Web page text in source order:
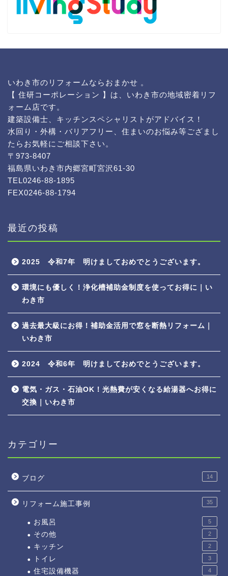
いわき市のリフォームならおまかせ 。
【 住研コーポレーション 】は、いわき市の地域密着リフ
ォーム店です。
建築設備士、キッチンスペシャリストがアドバイス！
水回り・外構・バリアフリー、住まいのお悩み等ござまし
たらお気軽にご相談下さい。
〒973-8407
福島県いわき市内郷宮町宮沢61-30
TEL0246-88-1895
FEX0246-88-1794
最近の投稿
2025 令和7年 明けましておめでとうございます。
環境にも優しく！浄化槽補助金制度を使ってお得に｜い
わき市
過去最大級にお得！補助金活用で窓を断熱リフォーム｜
いわき市
2024 令和6年 明けましておめでとうございます。
電気・ガス・石油OK！光熱費が安くなる給湯器へお得に
交換｜いわき市
カテゴリー
ブログ 14
リフォーム施工事例 35
お風呂 5
その他 2
キッチン 2
トイレ 3
住宅設備機器 4